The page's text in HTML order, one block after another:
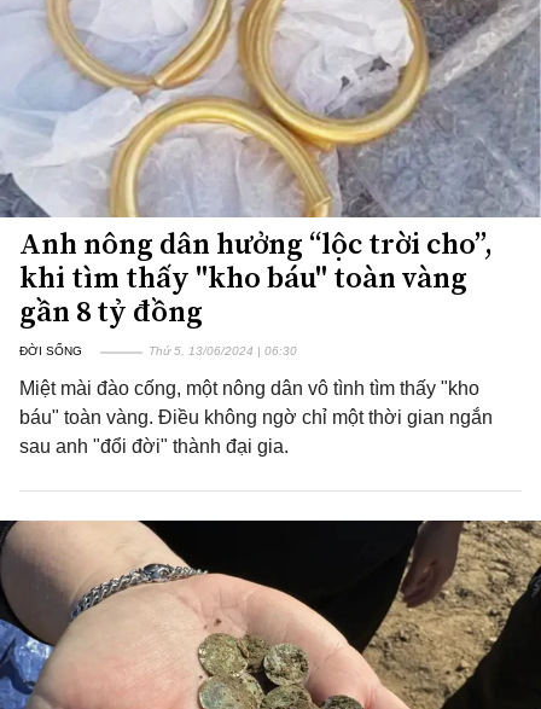
Anh nông dân hưởng “lộc trời cho”,
khi tìm thấy "kho báu" toàn vàng
gần 8 tỷ đồng
ĐỜI SỐNG Thứ 5, 13/06/2024 | 06:30
Miệt mài đào cống, một nông dân vô tình tìm thấy "kho
báu" toàn vàng. Điều không ngờ chỉ một thời gian ngắn
sau anh "đổi đời" thành đại gia.